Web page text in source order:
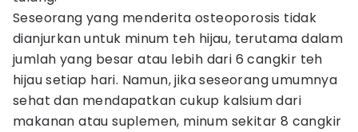
Seseorang yang menderita osteoporosis tidak
dianjurkan untuk minum teh hijau, terutama dalam
jumlah yang besar atau lebih dari 6 cangkir teh
hijau setiap hari. Namun, jika seseorang umumnya
sehat dan mendapatkan cukup kalsium dari
makanan atau suplemen, minum sekitar 8 cangkir